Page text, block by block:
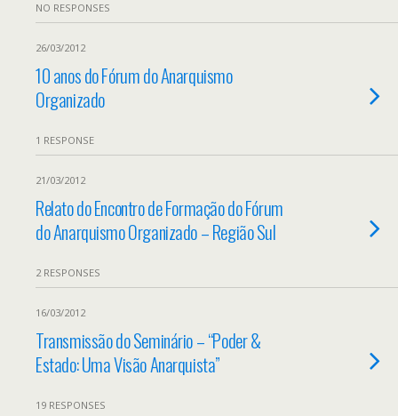
NO RESPONSES
26/03/2012
10 anos do Fórum do Anarquismo
Organizado
1 RESPONSE
21/03/2012
Relato do Encontro de Formação do Fórum
do Anarquismo Organizado – Região Sul
2 RESPONSES
16/03/2012
Transmissão do Seminário – “Poder &
Estado: Uma Visão Anarquista”
19 RESPONSES